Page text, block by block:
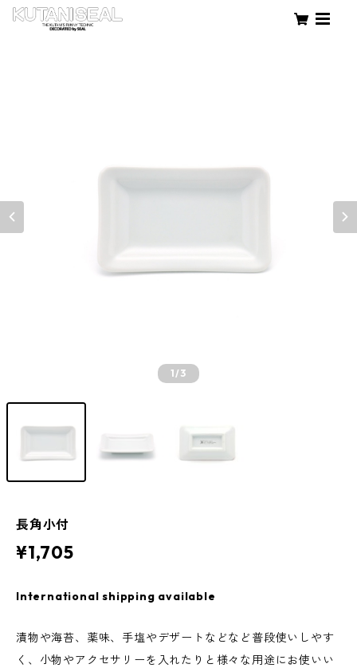
1/3
長角小付
¥1,705
International shipping available
漬物や海苔、薬味、手塩やデザートなどなど普段使いしやす
く、小物やアクセサリーを入れたりと様々な用途にお使いい